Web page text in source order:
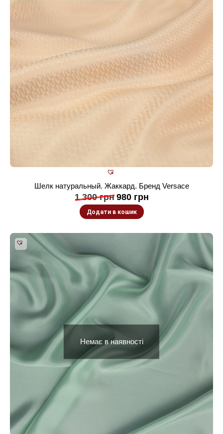
Шелк натуральный. Жаккард. Бренд Versace
1 300грн 980 грн
Додати в кошик
Немає в наявності